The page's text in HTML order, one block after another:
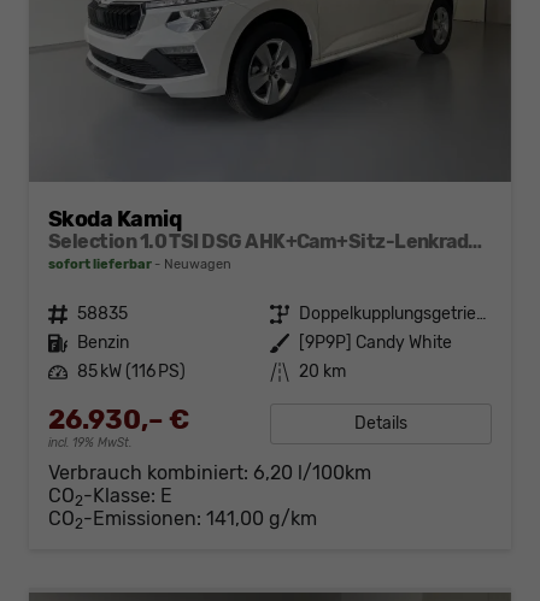
Skoda Kamiq
Selection 1.0 TSI DSG AHK+Cam+Sitz-Lenkradheiz+Sunset+Kessy+AppConnect+Alu16
sofort lieferbar Neuwagen
Fahrzeugnr. 58835 Getriebe
Doppelkupplungsgetriebe (DSG)
Kraftstoff Benzin Außenfarbe
[9P9P] Candy White
Leistung 85 kW (116 PS) Kilometerstand 20 km
26.930,– €
incl. 19% MwSt.
Details
Verbrauch kombiniert: 6,20 l/100km
CO2-Klasse: E
CO2-Emissionen: 141,00 g/km